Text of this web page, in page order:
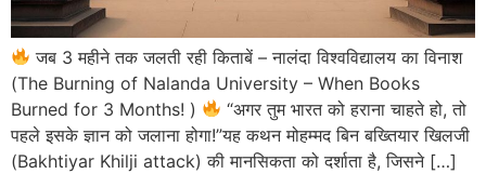
जब 3 महीने तक जलती रही किताबें – नालंदा विश्वविद्यालय का विनाश
(The Burning of Nalanda University – When Books
Burned for 3 Months! )
“अगर तुम भारत को हराना चाहते हो, तो
पहले इसके ज्ञान को जलाना होगा!”यह कथन मोहम्मद बिन बख्तियार खिलजी
(Bakhtiyar Khilji attack) की मानसिकता को दर्शाता है, जिसने […]